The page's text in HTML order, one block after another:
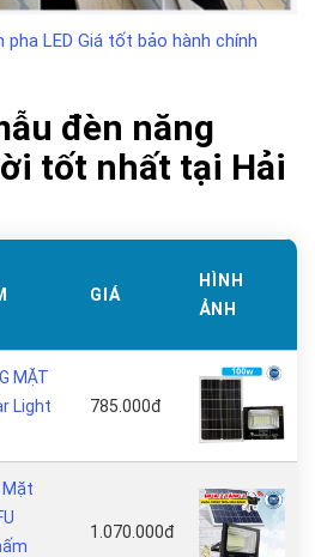
pha LED Giá tốt bảo hành chính
đèn năng
tốt nhất tại Hải
GIÁ
HÌNH
ẢNH
MẶT
Light
785.000đ
Mặt
1.070.000đ